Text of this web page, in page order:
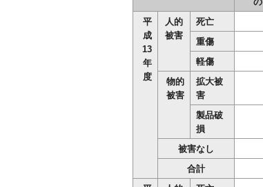
平
成
13
年
度
人的
被害
死亡
重傷
軽傷
物的
被害
拡大被
害
製品破
損
被害なし
合計